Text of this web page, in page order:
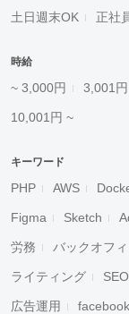
土日週末OK 正社
時給
~ 3,000円 3,001
10,001円 ~
キーワード
PHP AWS
Figma Sketch
労務 バックオフィ
ライティング SEO
広告運用 facebook